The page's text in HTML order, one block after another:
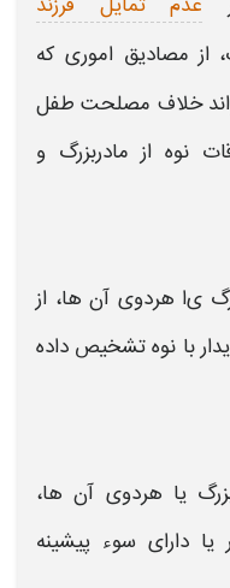
از مصادیق اموری که
خلاف مصلحت طفل
نوه از مادربزرگ و
یا هردوی آن ها، از
با نوهتشخیص داده
یا هردوی آن ها،
دارای سوء پیشینه